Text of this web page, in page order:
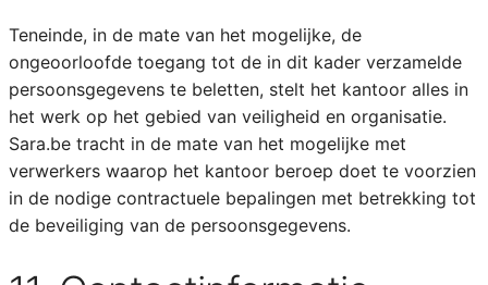
Teneinde, in de mate van het mogelijke, de
ongeoorloofde toegang tot de in dit kader verzamelde
persoonsgegevens te beletten, stelt het kantoor alles in
het werk op het gebied van veiligheid en organisatie.
Sara.be tracht in de mate van het mogelijke met
verwerkers waarop het kantoor beroep doet te voorzien
in de nodige contractuele bepalingen met betrekking tot
de beveiliging van de persoonsgegevens.